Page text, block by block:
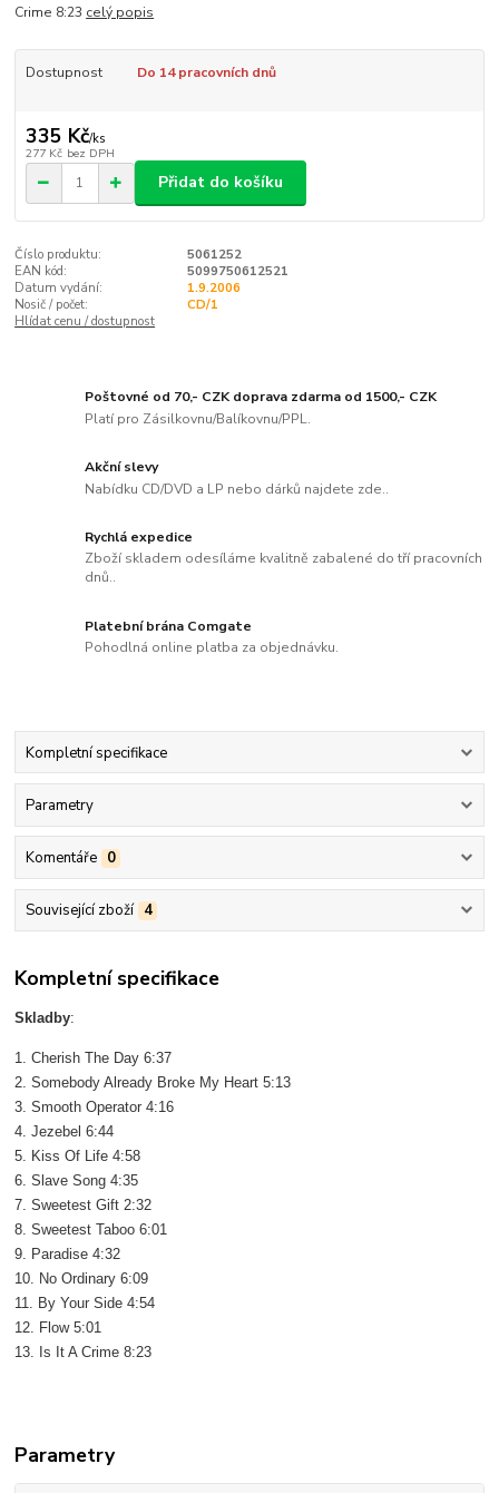
Crime 8:23 celý popis
Dostupnost Do 14 pracovních dnů
335 Kč/ks
277 Kč bez DPH
Přidat do košíku
Číslo produktu:
5061252
EAN kód:
5099750612521
Datum vydání:
1.9.2006
Nosič / počet:
CD/1
Hlídat cenu / dostupnost
Poštovné od 70,- CZK doprava zdarma od 1500,- CZK
Platí pro Zásilkovnu/Balíkovnu/PPL.
Akční slevy
Nabídku CD/DVD a LP nebo dárků najdete zde..
Rychlá expedice
Zboží skladem odesíláme kvalitně zabalené do tří pracovních
dnů..
Platební brána Comgate
Pohodlná online platba za objednávku.
Kompletní specifikace
Parametry
Komentáře 0
Související zboží 4
Kompletní specifikace
Skladby:
1. Cherish The Day 6:37
2. Somebody Already Broke My Heart 5:13
3. Smooth Operator 4:16
4. Jezebel 6:44
5. Kiss Of Life 4:58
6. Slave Song 4:35
7. Sweetest Gift 2:32
8. Sweetest Taboo 6:01
9. Paradise 4:32
10. No Ordinary 6:09
11. By Your Side 4:54
12. Flow 5:01
13. Is It A Crime 8:23
Parametry